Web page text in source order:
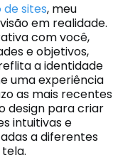
sites, meu
em realidade.
com você,
e objetivos,
a identidade
uma experiência
as mais recentes
design para criar
intuitivas e
a diferentes